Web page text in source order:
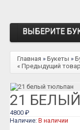
ВЫБЕРИТЕ
Розы
Розы
Розы
Розы
Розы
Главная » Букеты »
« Предыдущий товар
21
4800 ₽
Наличие: В наличии